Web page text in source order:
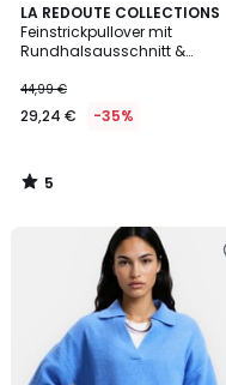
LA REDOUTE COLLECTIONS
Feinstrickpullover mit
Rundhalsausschnitt &
44,99 €
29,24 € -35%
5
/
5
5
/